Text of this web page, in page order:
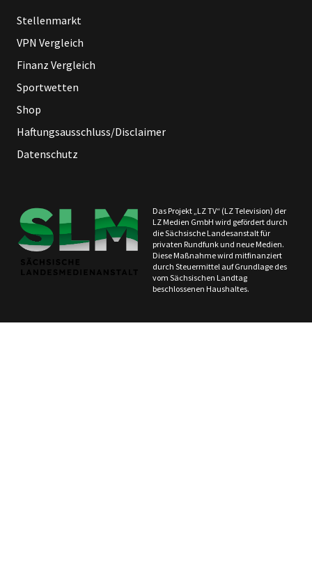
Stellenmarkt
VPN Vergleich
Finanz Vergleich
Sportwetten
Shop
Haftungsausschluss/Disclaimer
Datenschutz
Das Projekt „LZ TV“ (LZ Television) der
LZ Medien GmbH wird gefördert durch
die Sächsische Landesanstalt für
privaten Rundfunk und neue Medien.
Diese Maßnahme wird mitfinanziert
durch Steuermittel auf Grundlage des
vom Sächsischen Landtag
beschlossenen Haushaltes.